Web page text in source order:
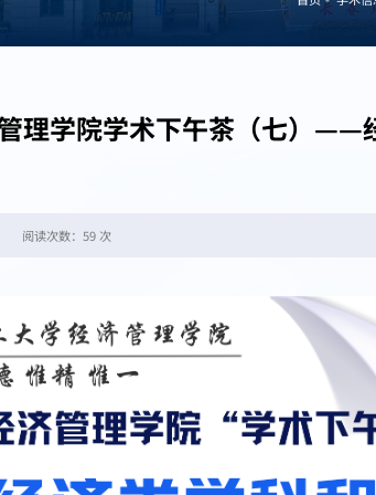
理学院学术下午茶（七）——
阅读次数： 59 次